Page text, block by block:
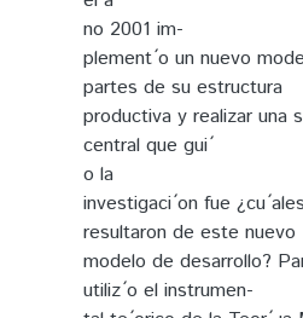
no 2001 im-
plement ́o un nuevo
partes de su estructura
productiva y realizar una
central que gui ́
o la
investigaci ́on fue ¿cu
resultaron de este nuevo
modelo de desarrollo?
utiliz ́o el instrumen-